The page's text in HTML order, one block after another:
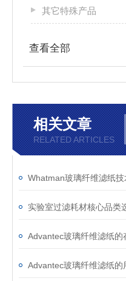
其它特殊产品
查看全部
相关文章
RELATED ARTICLES